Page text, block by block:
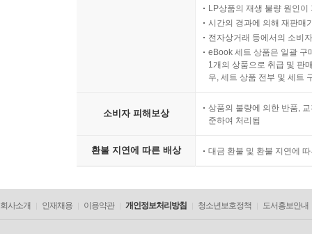
LP상품의 재생 불량 원인
시간의 경과에 의해 재판매
전자상거래 등에서의 소비
eBook 세트 상품은 일괄 구
1개의 상품으로 취급 및 판
우, 세트 상품 전부 및 세트
소비자 피해보상
상품의 불량에 의한 반품,
준하여 처리됨
환불 지연에 따른 배상 대금 환불 및 환불 지연에
회사소개 인재채용 이용약관 개인정보처리방침 청소년보호정책 도서홍보안내